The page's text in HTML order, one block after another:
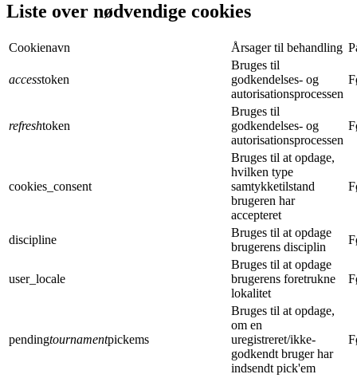
Liste over nødvendige cookies
Cookienavn Årsager til behandling
accesstoken
Bruges til
godkendelses- og
autorisationsprocessen
refreshtoken
Bruges til
godkendelses- og
autorisationsprocessen
cookies_consent
Bruges til at opdage,
hvilken type
samtykketilstand
brugeren har
accepteret
discipline
Bruges til at opdage
brugerens disciplin
user_locale
Bruges til at opdage
brugerens foretrukne
lokalitet
pendingtournamentpickems
Bruges til at opdage,
om en
uregistreret/ikke-
godkendt bruger har
indsendt pick'em